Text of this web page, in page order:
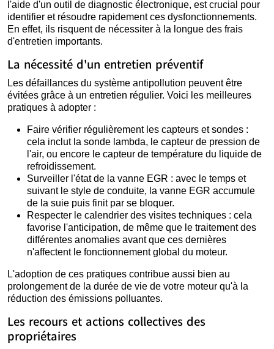
l'aide d'un outil de diagnostic électronique, est crucial pour
identifier et résoudre rapidement ces dysfonctionnements.
En effet, ils risquent de nécessiter à la longue des frais
d'entretien importants.
La nécessité d'un entretien préventif
Les défaillances du système antipollution peuvent être
évitées grâce à un entretien régulier. Voici les meilleures
pratiques à adopter :
Faire vérifier régulièrement les capteurs et sondes :
cela inclut la sonde lambda, le capteur de pression de
l'air, ou encore le capteur de température du liquide de
refroidissement.
Surveiller l'état de la vanne EGR : avec le temps et
suivant le style de conduite, la vanne EGR accumule
de la suie puis finit par se bloquer.
Respecter le calendrier des visites techniques : cela
favorise l'anticipation, de même que le traitement des
différentes anomalies avant que ces dernières
n'affectent le fonctionnement global du moteur.
L'adoption de ces pratiques contribue aussi bien au
prolongement de la durée de vie de votre moteur qu'à la
réduction des émissions polluantes.
Les recours et actions collectives des
propriétaires